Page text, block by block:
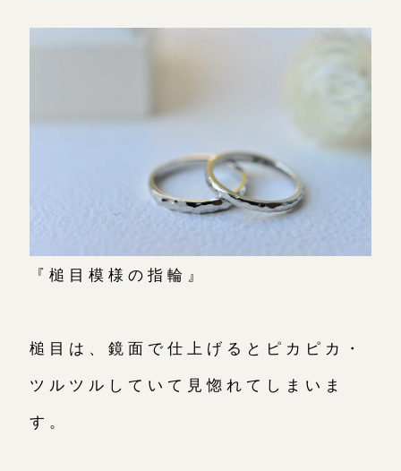
『槌目模様の指輪』
槌目は、鏡面で仕上げるとピカピカ・
ツルツルしていて見惚れてしまいま
す。
表参道店
来店ご予約
大阪本店
京都店